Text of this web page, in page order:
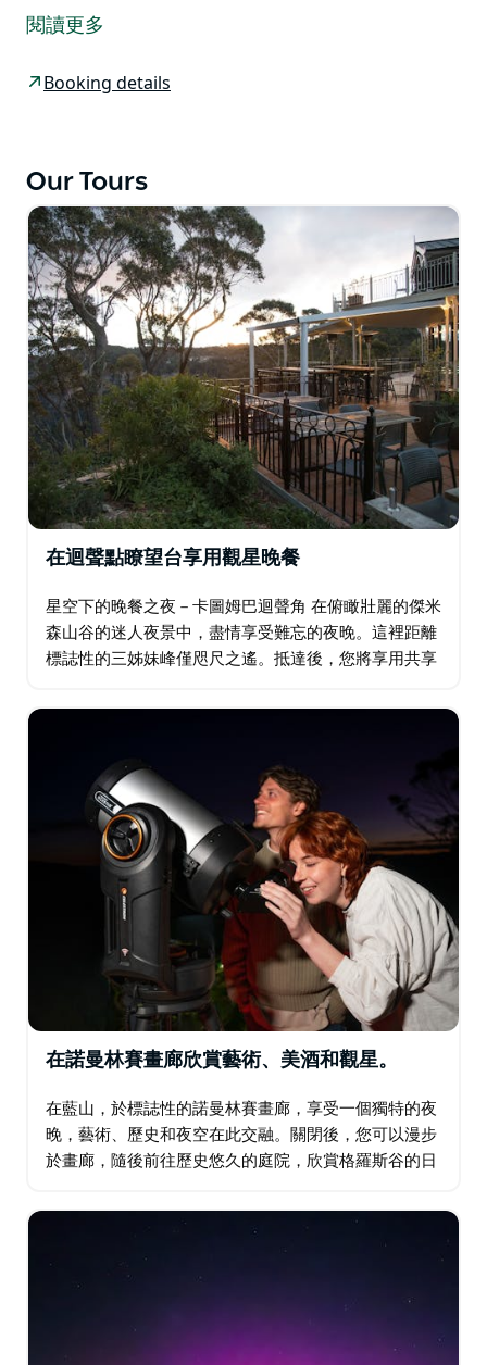
的太空之旅。參加有趣、互動且富有洞察力的星空夜間之
旅、觀星體驗和引人入勝的故事講述。
這次旅行是適合所有年齡、約會之夜、家庭和團體的完美
星座的提示和竅門，並向您介紹行星、衛星、導航、宇
宙、家鄉銀河係等的天體舞蹈。
然後，您將透過專業級望遠鏡觀察物體，例如（取決於一
年中的時間和夜晚。
觀賞月球、土星環、木星的衛星、火星和金星、獵戶座星
雲、星團、雙星和三合星、深空天體（如星系和銀河
系）。
也提供公司旅遊和團隊活動。
閱讀更多
Booking details
Our Tours
在迴聲點瞭望台享用觀星晚餐
星空下的晚餐之夜－卡圖姆巴迴聲角 在俯瞰壯麗的傑米
森山谷的迷人夜景中，盡情享受難忘的夜晚。這裡距離
標誌性的三姊妹峰僅咫尺之遙。抵達後，您將享用共享
懸崖峭壁。夜幕降臨後，您可以前往戶外…
在諾曼林賽畫廊欣賞藝術、美酒和觀星。
在藍山，於標誌性的諾曼林賽畫廊，享受一個獨特的夜
晚，藝術、歷史和夜空在此交融。關閉後，您可以漫步
於畫廊，隨後前往歷史悠久的庭院，欣賞格羅斯谷的日
活動，透過望遠鏡觀測星空，聆聽雷射引導的星座故